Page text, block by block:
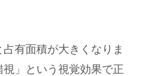
有面積が大きくなりま
」という視覚効果で正